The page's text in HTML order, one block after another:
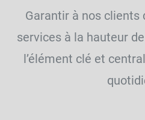
Garantir à nos clients
services à la hauteur
l’élément clé et